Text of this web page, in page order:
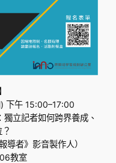
下午 15:00–17:00
立記者如何跨界養成、
者》影音製作人）
教室